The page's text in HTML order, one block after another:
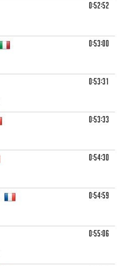
0:52:52
0:53:00
0:53:31
0:53:33
0:54:30
0:54:59
0:55:06